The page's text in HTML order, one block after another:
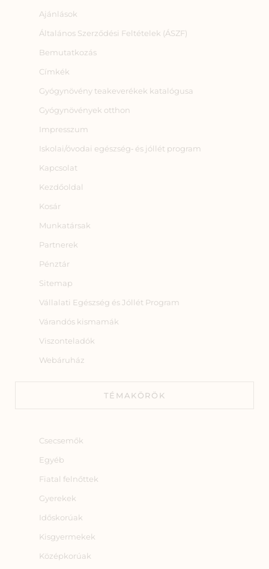
Ajánlások
Általános Szerződési Feltételek (ÁSZF)
Bemutatkozás
Címkék
Gyógynövény teakeverékek katalógusa
Gyógynövények otthon
Impresszum
Iskolai/óvodai egészség‑ és jóllét program
Kapcsolat
Kezdőoldal
Kosár
Munkatársak
Partnerek
Pénztár
Sitemap
Vállalati Egészség és Jóllét Program
Várandós kismamák
Viszonteladók
Webáruház
TÉMAKÖRÖK
Csecsemők
Egyéb
Fiatal felnőttek
Gyerekek
Időskorúak
Kisgyermekek
Középkorúak